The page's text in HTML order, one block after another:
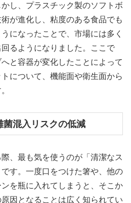
し、プラスチック製のソフトボ
が進化し、粘度のある食品でも
になったことで、市場には多く
るようになりました。ここで
と容器が変化したことによって
について、機能面や衛生面から
混入リスクの低減
、最も気を使うのが「清潔なス
す。一度口をつけた箸や、他の
を瓶に入れてしまうと、そこか
因となることは広く知られてい